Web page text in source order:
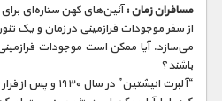
مسافران زمان :آئین‌های کهن ستاره‌ای
از سفر موجودات فرازمینی در زمان و یک
می‌سازد. آیا ممکن است موجودات فرازمینی
باشند؟
“آلبرت انیشتین”